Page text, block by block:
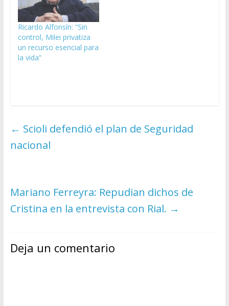
Ricardo Alfonsín: “Sin
control, Milei privatiza
un recurso esencial para
la vida”
← Scioli defendió el plan de Seguridad
nacional
Mariano Ferreyra: Repudian dichos de
Cristina en la entrevista con Rial. →
Deja un comentario